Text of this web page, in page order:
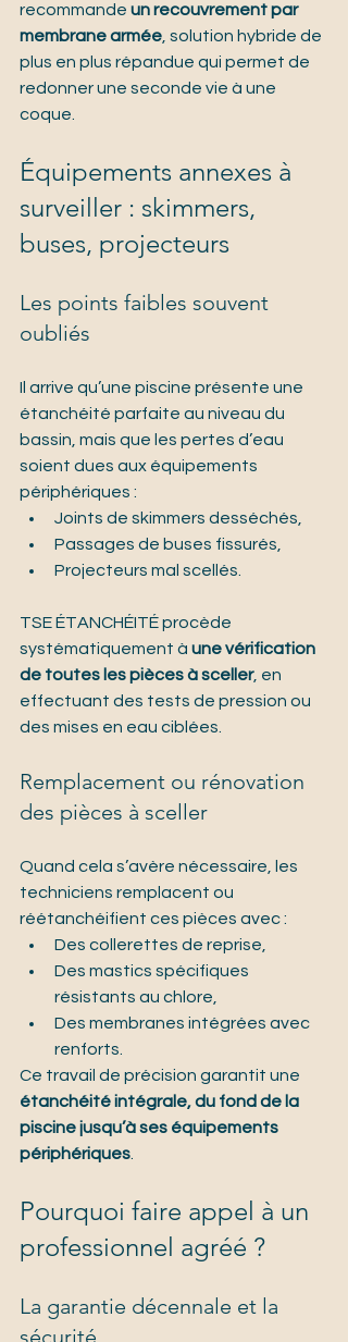
recommande un recouvrement par
membrane armée , solution hybride de
plus en plus répandue qui permet de
redonner une seconde vie à une
coque.
Équipements annexes à
surveiller : skimmers,
buses, projecteurs
Les points faibles souvent
oubliés
Il arrive qu’une piscine présente une
étanchéité parfaite au niveau du
bassin, mais que les pertes d’eau
soient dues aux équipements
périphériques :
Joints de skimmers desséchés,
Passages de buses fissurés,
Projecteurs mal scellés.
TSE ÉTANCHÉITÉ procède
systématiquement à une vérification
de toutes les pièces à sceller, en
effectuant des tests de pression ou
des mises en eau ciblées.
Remplacement ou rénovation
des pièces à sceller
Quand cela s’avère nécessaire, les
techniciens remplacent ou
réétanchéifient ces pièces avec :
Des collerettes de reprise,
Des mastics spécifiques
résistants au chlore,
Des membranes intégrées avec
renforts.
Ce travail de précision garantit une
étanchéité intégrale, du fond de la
piscine jusqu’à ses équipements
périphériques
Pourquoi faire appel à un
professionnel agréé ?
La garantie décennale et la
sécurité